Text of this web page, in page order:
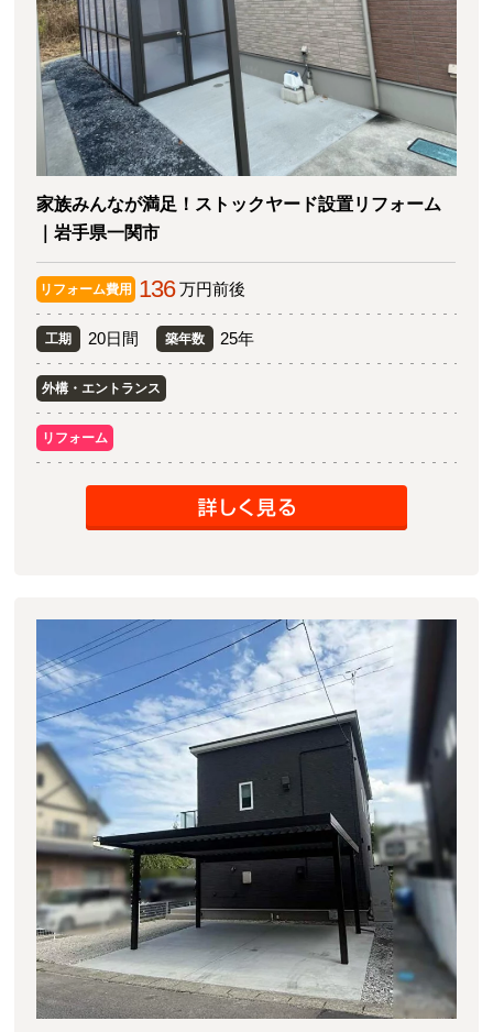
家族みんなが満足！ストックヤード設置リフォーム
｜岩手県一関市
リフォーム費用 136 万円前後
工期 20日間 築年数 25年
外構・エントランス
リフォーム